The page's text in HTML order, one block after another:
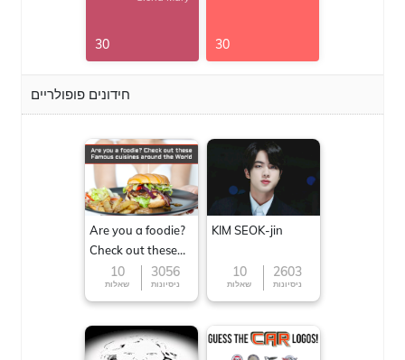
30 30
חידונים פופולריים
Are you a foodie?
Check out these
Famous cuisines
around the World
10
שאלות
3056
ניסיונות
KIM SEOK-jin
10
שאלות
2603
ניסיונות